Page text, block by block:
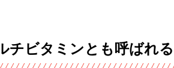
チビタミンとも呼ばれる